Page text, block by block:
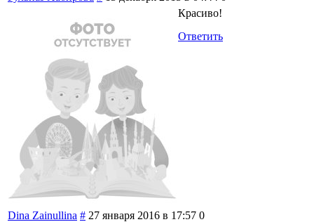
Красиво!
Ответить
Dina Zainullina # 27 января 2016 в 17:57 0